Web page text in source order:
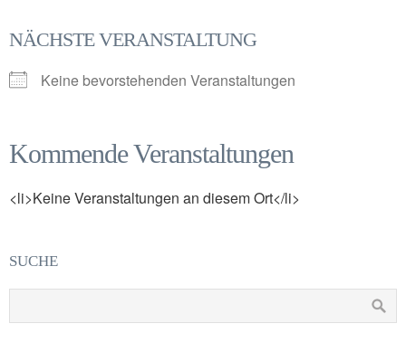
NÄCHSTE VERANSTALTUNG
Keine bevorstehenden Veranstaltungen
Kommende Veranstaltungen
<li>Keine Veranstaltungen an diesem Ort</li>
SUCHE